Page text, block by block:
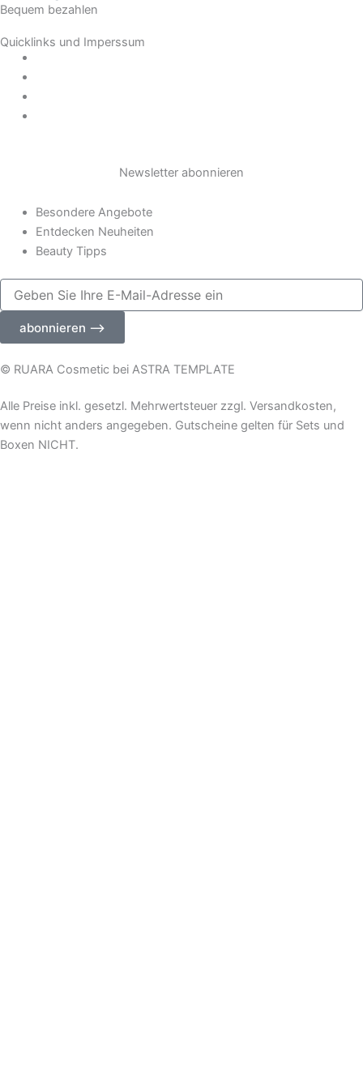
t
a
m
Bequem bezahlen
Quicklinks und Imperssum
Newsletter abonnieren
Besondere Angebote
Entdecken Neuheiten
Beauty Tipps
Geben
Sie
Adresse
abonnieren ⟶
© RUARA Cosmetic bei ASTRA TEMPLATE
Alle Preise inkl. gesetzl. Mehrwertsteuer zzgl. Versandkosten,
wenn nicht anders angegeben. Gutscheine gelten für Sets und
Boxen NICHT.